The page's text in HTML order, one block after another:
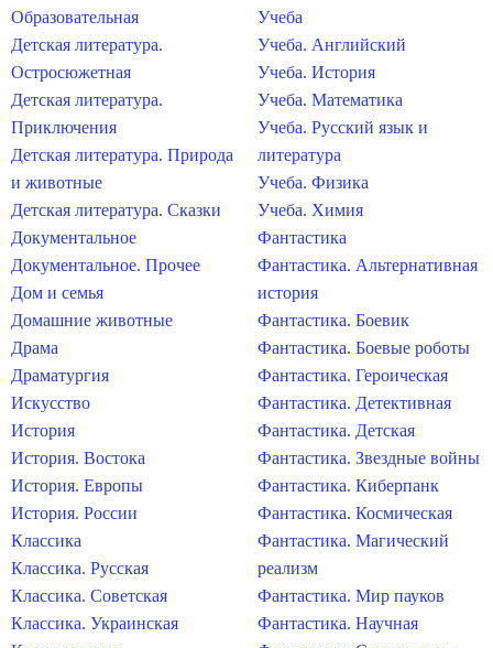
Образовательная
Детская литература.
Остросюжетная
Детская литература.
Приключения
Детская литература. Природа
и животные
Детская литература. Сказки
Документальное
Документальное. Прочее
Дом и семья
Домашние животные
Драма
Драматургия
Искусство
История
История. Востока
История. Европы
История. России
Классика
Классика. Русская
Классика. Советская
Классика. Украинская
Учеба
Учеба. Английский
Учеба. История
Учеба. Математика
Учеба. Русский язык и
литература
Учеба. Физика
Учеба. Химия
Фантастика
Фантастика. Альтернативная
история
Фантастика. Боевик
Фантастика. Боевые роботы
Фантастика. Героическая
Фантастика. Детективная
Фантастика. Детская
Фантастика. Звездные войны
Фантастика. Киберпанк
Фантастика. Космическая
Фантастика. Магический
реализм
Фантастика. Мир пауков
Фантастика. Научная